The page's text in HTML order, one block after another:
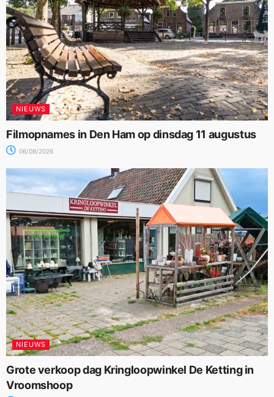
NIEUWS
Filmopnames in Den Ham op dinsdag 11 augustus
06/08/2026
NIEUWS
Grote verkoop dag Kringloopwinkel De Ketting in
Vroomshoop